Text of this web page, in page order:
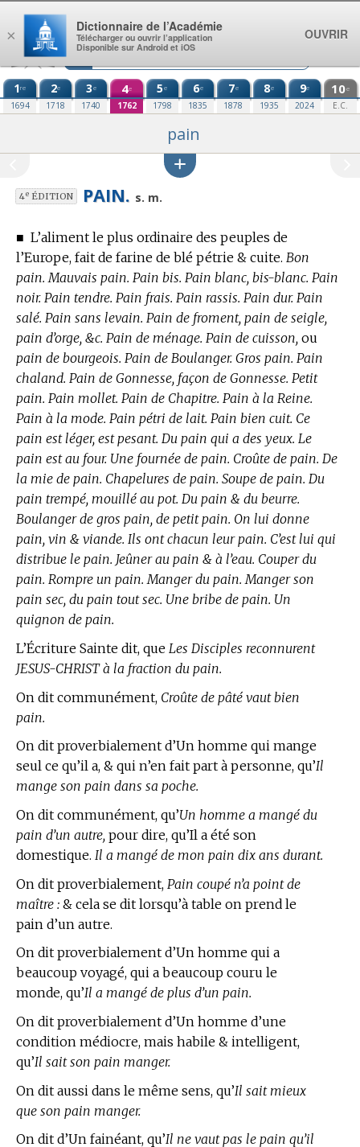
Aller au contenu
1re
1694
2e
1718
3e
1740
4e
1762
5e
1798
6e
1835
7e
1878
8e
1935
9e
2024
10e
E.C.
pain
4eÉDITION PAIN. s. m.
■ L’aliment le plus ordinaire des peuples de
l’Europe, fait de farine de blé pétrie & cuite. Bon
pain. Mauvais pain. Pain bis. Pain blanc, bis-blanc. Pain
noir. Pain tendre. Pain frais. Pain rassis. Pain dur. Pain
salé. Pain sans levain. Pain de froment, pain de seigle,
pain d’orge, &c. Pain de ménage. Pain de cuisson, ou
pain de bourgeois. Pain de Boulanger. Gros pain. Pain
chaland. Pain de Gonnesse, façon de Gonnesse. Petit
pain. Pain mollet. Pain de Chapitre. Pain à la Reine.
Pain à la mode. Pain pétri de lait. Pain bien cuit. Ce
pain est léger, est pesant. Du pain qui a des yeux. Le
pain est au four. Une fournée de pain. Croûte de pain. De
la mie de pain. Chapelures de pain. Soupe de pain. Du
pain trempé, mouillé au pot. Du pain & du beurre.
Boulanger de gros pain, de petit pain. On lui donne
pain, vin & viande. Ils ont chacun leur pain. C’est lui qui
distribue le pain. Jeûner au pain & à l’eau. Couper du
pain. Rompre un pain. Manger du pain. Manger son
pain sec, du pain tout sec. Une bribe de pain. Un
quignon de pain.
L’Écriture Sainte dit, que Les Disciples reconnurent
JESUS-CHRIST à la fraction du pain.
On dit communément, Croûte de pâté vaut bien
pain.
On dit proverbialement d’Un homme qui mange
seul ce qu’il a, & qui n’en fait part à personne, qu’Il
mange son pain dans sa poche.
On dit communément, qu’Un homme a mangé du
pain d’un autre, pour dire, qu’Il a été son
domestique. Il a mangé de mon pain dix ans durant.
On dit proverbialement, Pain coupé n’a point de
maître : & cela se dit lorsqu’à table on prend le
pain d’un autre.
On dit proverbialement d’Un homme qui a
beaucoup voyagé, qui a beaucoup couru le
monde, qu’Il a mangé de plus d’un pain.
On dit proverbialement d’Un homme d’une
condition médiocre, mais habile & intelligent,
qu’Il sait son pain manger.
On dit aussi dans le même sens, qu’Il sait mieux
que son pain manger.
On dit d’Un fainéant, qu’Il ne vaut pas le pain qu’il
×
Dictionnaire de l’Académie
Télécharger ou ouvrir l’application
Disponible sur Android et iOS
OUVRIR